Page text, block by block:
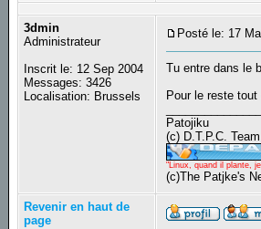
3dmin
Administrateur
Inscrit le: 12 Sep 2004
Messages: 3426
Localisation: Brussels
Posté le: 17
Tu entre dans le
Pour le reste
Patojiku
(c) D.T.P.C.
"Linux, quand il plante,
(c)The Patjke's
Revenir en haut de
page